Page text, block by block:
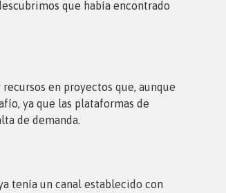
que había encontrado
en proyectos que, aunque
ya que las plataformas de
de demanda.
tenía un canal establecido con